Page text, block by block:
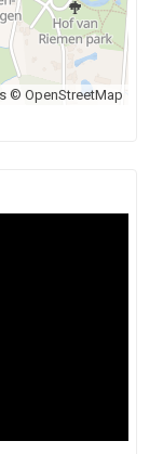
© OpenStreetMap